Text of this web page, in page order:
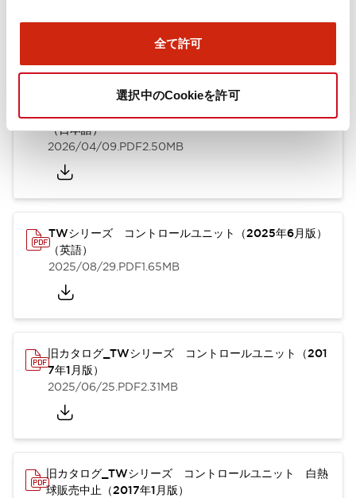
全て許可
選択中のCookieを許可
規格・認証 技術文書
（日本語）
2026/04/09.PDF2.50MB
TWシリーズ コントロールユニット（2025年6月版）
（英語）
2025/08/29.PDF1.65MB
旧カタログ_TWシリーズ コントロールユニット（201
7年1月版）
2025/06/25.PDF2.31MB
旧カタログ_TWシリーズ コントロールユニット 白熱
球販売中止（2017年1月版）